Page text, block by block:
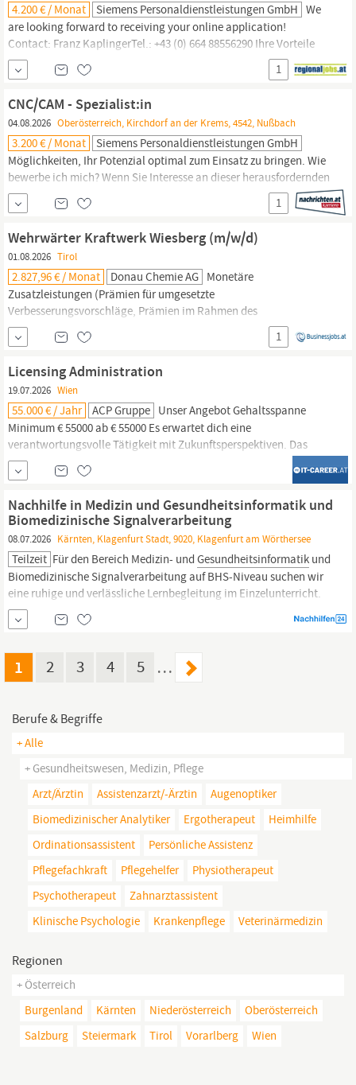
4.200 € / Monat Siemens Personaldienstleistungen GmbH We
are looking forward to receiving your online application!
Contact: Franz KaplingerTel.: +43 (0) 664 88556290 Ihre Vorteile
Benefits
Gesundheit
Handy Homeoffice Weiterbildung Benefits
GesundheitHandy Homeoffice Weiterbildung BenefitsGesundheit
Handy Homeoffice Weiterbildung JETZT BEWERBEN Demand
Acceleration...
1
CNC/CAM - Spezialist:in
04.08.2026 Oberösterreich, Kirchdorf an der Krems, 4542, Nußbach
3.200 € / Monat
Siemens Personaldienstleistungen GmbH
Möglichkeiten, Ihr Potenzial optimal zum Einsatz zu bringen. Wie
bewerbe ich mich? Wenn Sie Interesse an dieser herausfordernden
und abwechslungsreichen Position haben, dann freuen wir uns
auf Ihre aussagekräftige Online Bewerbung! Kontakt: Susanne
Bruckner Tel.: 0664 78942700 Ihre Vorteile Benefits
Kantine Parkplatz Weiterbildung BenefitsGesundheit
1
Wehrwärter Kraftwerk Wiesberg (m/w/d)
01.08.2026 Tirol
2.827,96 € / Monat Donau Chemie AG Monetäre
Zusatzleistungen (Prämien für umgesetzte
Verbesserungsvorschläge, Prämien im Rahmen des
Mitarbeiterempfehlungsprogrammes, Zusätzliche
Pensionsvorsorge, Fahrtkostenzuschuss, Erfolgsbeteiligung,
und Vorsorge (Employee Assistance Program, Betriebsarzt,
Vorsorgeuntersuchungen, Shiatsu)...
1
Licensing Administration
19.07.2026 Wien
55.000 € / Jahr ACP Gruppe Unser Angebot Gehaltsspanne
Minimum € 55000 ab € 55000 Es erwartet dich eine
verantwortungsvolle Tätigkeit mit Zukunftsperspektiven. Das
gebotene jährliche Bruttogehalt liegt bei (mind.) € 55.000,- - eine
Überzahlung ist je nach relevanter Arbeitserfahrung und
GesundheitBike-Leasing...
Nachhilfe in Medizin und Gesundheitsinformatik und
Biomedizinische Signalverarbeitung
08.07.2026 Kärnten, Klagenfurt Stadt, 9020, Klagenfurt am Wörthersee
Teilzeit Für den Bereich Medizin- und Gesundheitsinformatik und
Biomedizinische Signalverarbeitung auf BHS-Niveau suchen wir
eine ruhige und verlässliche Lernbegleitung im Einzelunterricht.
Der Unterricht kann entweder bei uns oder bei Ihnen stattfinden.
Wir leben in Klagenfurt am Wörthersee und sind daher in dieser
1 2 3 4 5 …
Berufe & Begriffe
+ Alle
+ Gesundheitswesen, Medizin, Pflege
Arzt/ärztin
Assistenzarzt/-Ärztin
Augenoptiker
Biomedizinischer Analytiker
Ergotherapeut
Heimhilfe
Ordinationsassistent
Persönliche Assistenz
Pflegefachkraft
Pflegehelfer
Physiotherapeut
Psychotherapeut
Zahnarztassistent
Klinische Psychologie
Krankenpflege Veterinärmedizin
Regionen
+ Österreich
Burgenland
Kärnten Niederösterreich
Oberösterreich
Salzburg
Steiermark Tirol Vorarlberg Wien